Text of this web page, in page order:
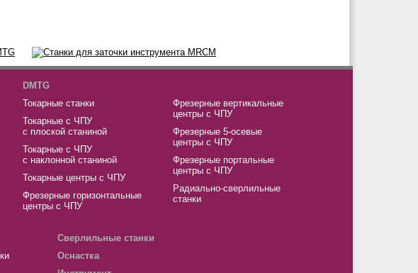
DMTG
Токарные станки
Токарные с ЧПУ
с плоской станиной
Токарные с ЧПУ
с наклонной станиной
Токарные центры с ЧПУ
Фрезерные горизонтальные
центры с ЧПУ
Фрезерные вертикальные
центры с ЧПУ
Фрезерные 5-осевые
центры с ЧПУ
Фрезерные портальные
центры с ЧПУ
Радиально-сверлильные
станки
Сверлильные станки
Оснастка